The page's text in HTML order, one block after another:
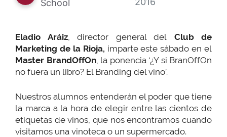
School
Eladio Aráiz, director general del Club de
Marketing de la Rioja, imparte este sábado en el
Master BrandOffOn, la ponencia ‘¿Y si BranOffOn
no fuera un libro? El Branding del vino’.
Nuestros alumnos entenderán el poder que tiene
la marca a la hora de elegir entre las cientos de
etiquetas de vinos, que nos encontramos cuando
visitamos una vinoteca o un supermercado.